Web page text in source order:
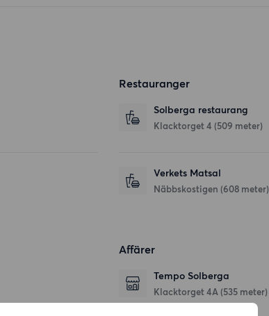
Restauranger
Solberga restaurang
Klacktorget 4 (509 meter)
Verkets Matsal
Näbbskostigen (608 meter)
Affärer
Tempo Solberga
Klacktorget 4A (535 meter)